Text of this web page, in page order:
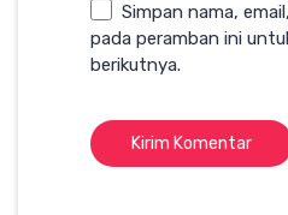
Simpan nama,
pada peramban ini
berikutnya.